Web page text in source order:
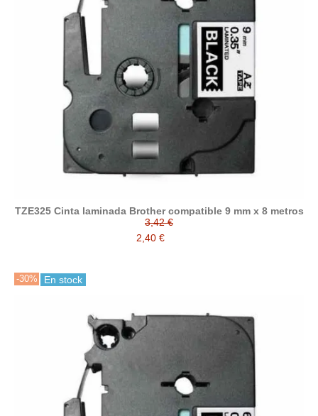
TZE325 Cinta laminada Brother compatible 9 mm x 8 metros
3,42 €
2,40 €
-30% En stock